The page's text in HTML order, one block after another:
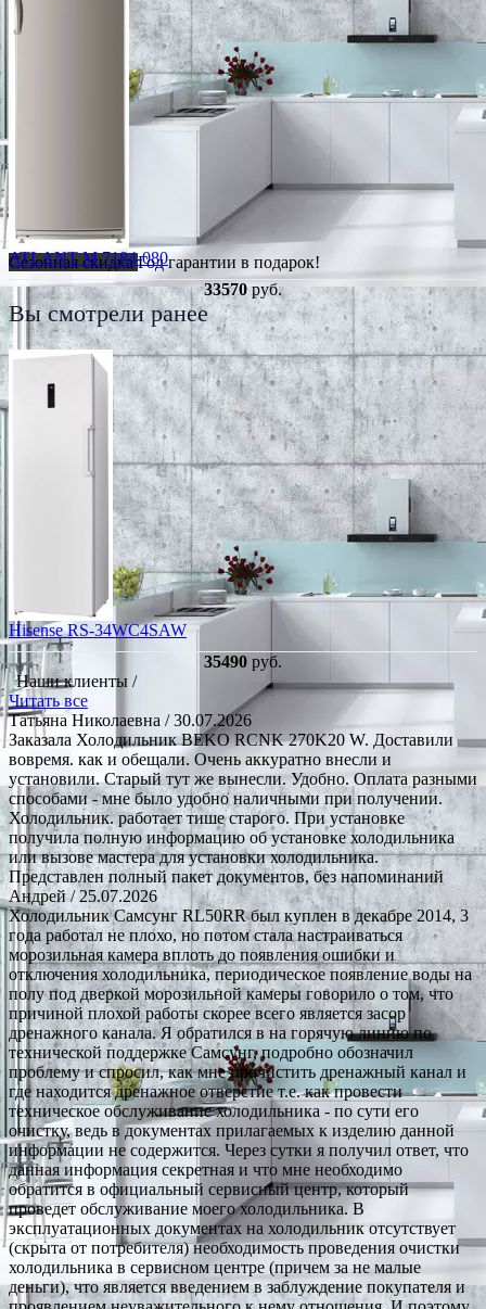
Сезонная скидкаГод гарантии в подарок!
ATLANT M 7184-080
33570руб.
Вы смотрели ранее
Hisense RS-34WC4SAW
35490 руб.
Наши клиенты /
Читать все
Татьяна Николаевна / 30.07.2026
Заказала Холодильник BEKO RCNK 270K20 W. Доставили
вовремя. как и обещали. Очень аккуратно внесли и
установили. Старый тут же вынесли. Удобно. Оплата разными
способами - мне было удобно наличными при получении.
Холодильник. работает тише старого. При установке
получила полную информацию об установке холодильника
или вызове мастера для установки холодильника.
Представлен полный пакет документов, без напоминаний
Андрей/ 25.07.2026
Холодильник Самсунг RL50RR был куплен в декабре 2014, 3
года работал не плохо, но потом стала настраиваться
морозильная камера вплоть до появления ошибки и
отключения холодильника, периодическое появление воды на
полу под дверкой морозильной камеры говорило о том, что
причиной плохой работы скорее всего является засор
дренажного канала. Я обратился в на горячую линию по
технической поддержке Самсунг, подробно обозначил
проблему и спросил, как мне прочистить дренажный канал и
где находится дренажное отверстие т.е. как провести
техническое обслуживание холодильника - по сути его
очистку, ведь в документах прилагаемых к изделию данной
информации не содержится. Через сутки я получил ответ, что
данная информация секретная и что мне необходимо
обратится в официальный сервисный центр, который
проведет обслуживание моего холодильника. В
эксплуатационных документах на холодильник отсутствует
(скрыта от потребителя) необходимость проведения очистки
холодильника в сервисном центре (причем за не малые
деньги), что является введением в заблуждение покупателя и